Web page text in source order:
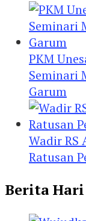
PKM
Seminari
Garum
Wadir RS
Ratusan
Berita